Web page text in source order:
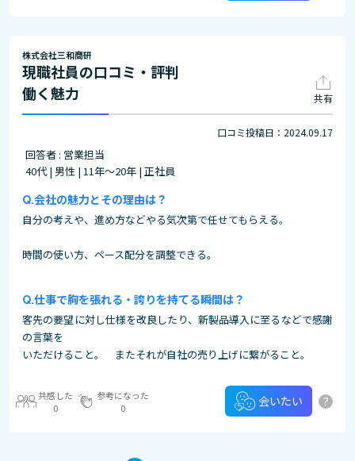
株式会社三和商研
現職社員の口コミ・評判
働く魅力
共有
口コミ投稿日：2024.09.17
回答者 : 営業担当
40代 | 男性 | 11年～20年 | 正社員
会社の魅力とその理由は？
自分の考えや、進め方などやる気次第で任せてもらえる。
時間の使い方、ペース配分を調整できる。
仕事で胸を張れる・誇りを持てる瞬間は？
客先の要望に対し仕様を改良したり、新製品導入に至るなどで感謝
の言葉を
いただけること。 またそれが自社の売り上げに繋がること。
共感した
0
参考になった
0
会いたい ?